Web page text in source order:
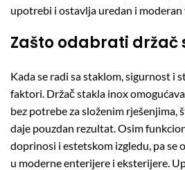
upotrebi i ostavlja uredan i
Zašto odabrati držač
Kada se radi sa staklom, sigurnost i
faktori. Držač stakla inox
bez potrebe za složenim rješenjima,
daje pouzdan rezultat. Osim
doprinosi i estetskom izgledu, pa se
u moderne enterijere i eksterijere.